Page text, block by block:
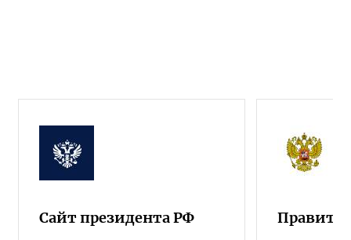
Сайт президента РФ